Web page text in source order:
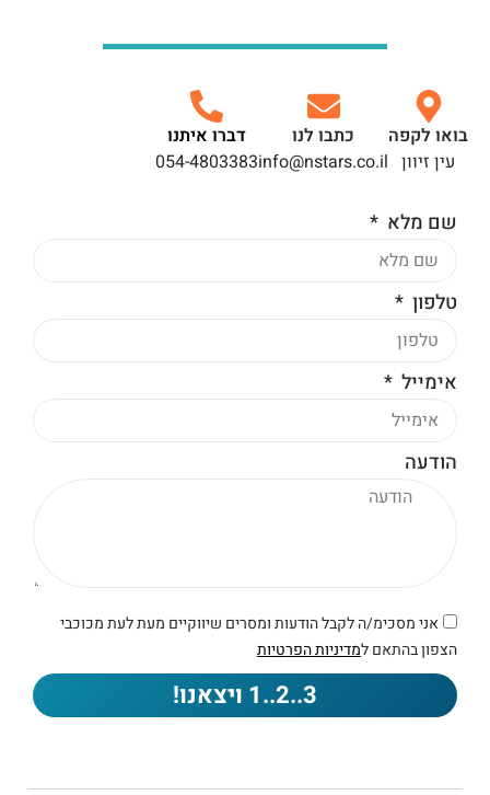
בואו לקפה
עין זיוון
כתבו לנו
info@nstars.co.il
דברו איתנו
054-4803383
שם מלא
טלפון
אימייל
הודעה
אני מסכימ/ה לקבל הודעות ומסרים שיווקיים מעת לעת מכוכבי
הצפון בהתאם למדיניות הפרטיות
3..2..1 ויצאנו!